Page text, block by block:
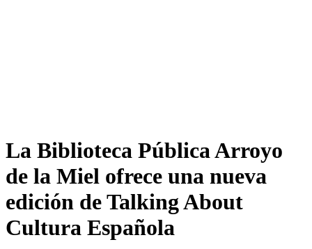
La Biblioteca Pública Arroyo
de la Miel ofrece una nueva
edición de Talking About
Cultura Española